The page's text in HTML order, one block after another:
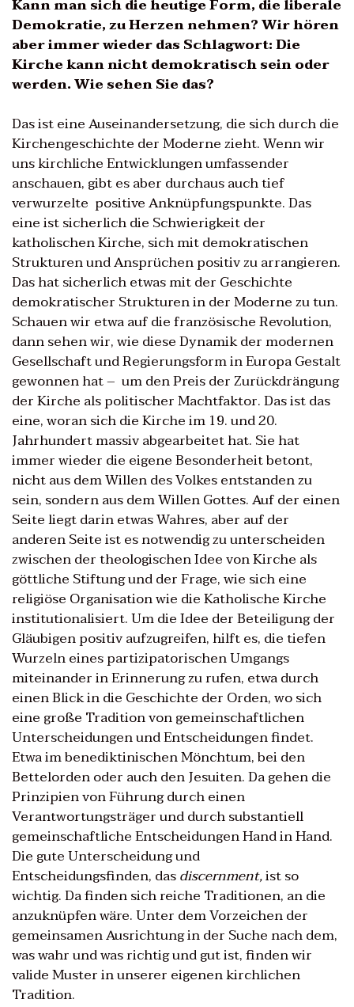
Kann man sich die heutige Form, die liberale
Demokratie, zu Herzen nehmen? Wir hören
aber immer wieder das Schlagwort: Die
Kirche kann nicht demokratisch sein oder
werden. Wie sehen Sie das?
Das ist eine Auseinandersetzung, die sich durch die
Kirchengeschichte der Moderne zieht. Wenn wir
uns kirchliche Entwicklungen umfassender
anschauen, gibt es aber durchaus auch tief
verwurzelte positive Anknüpfungspunkte. Das
eine ist sicherlich die Schwierigkeit der
katholischen Kirche, sich mit demokratischen
Strukturen und Ansprüchen positiv zu arrangieren.
Das hat sicherlich etwas mit der Geschichte
demokratischer Strukturen in der Moderne zu tun.
Schauen wir etwa auf die französische Revolution,
dann sehen wir, wie diese Dynamik der modernen
Gesellschaft und Regierungsform in Europa Gestalt
gewonnen hat – um den Preis der Zurückdrängung
der Kirche als politischer Machtfaktor. Das ist das
eine, woran sich die Kirche im 19. und 20.
Jahrhundert massiv abgearbeitet hat. Sie hat
immer wieder die eigene Besonderheit betont,
nicht aus dem Willen des Volkes entstanden zu
sein, sondern aus dem Willen Gottes. Auf der einen
Seite liegt darin etwas Wahres, aber auf der
anderen Seite ist es notwendig zu unterscheiden
zwischen der theologischen Idee von Kirche als
göttliche Stiftung und der Frage, wie sich eine
religiöse Organisation wie die Katholische Kirche
institutionalisiert. Um die Idee der Beteiligung der
Gläubigen positiv aufzugreifen, hilft es, die tiefen
Wurzeln eines partizipatorischen Umgangs
miteinander in Erinnerung zu rufen, etwa durch
einen Blick in die Geschichte der Orden, wo sich
eine große Tradition von gemeinschaftlichen
Unterscheidungen und Entscheidungen findet.
Etwa im benediktinischen Mönchtum, bei den
Bettelorden oder auch den Jesuiten. Da gehen die
Prinzipien von Führung durch einen
Verantwortungsträger und durch substantiell
gemeinschaftliche Entscheidungen Hand in Hand.
Die gute Unterscheidung und
Entscheidungsfinden, dasdiscernment,ist so
wichtig. Da finden sich reiche Traditionen, an die
anzuknüpfen wäre. Unter dem Vorzeichen der
gemeinsamen Ausrichtung in der Suche nach dem,
was wahr und was richtig und gut ist, finden wir
valide Muster in unserer eigenen kirchlichen
Tradition.